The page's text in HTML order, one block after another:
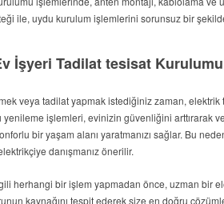
ile, uydu kurulum işlemlerini sorunsuz bir
İşyeri Tadilat tesisat Kurulumu
veya tadilat yapmak istediğiniz zaman, elektrik
yenileme işlemleri, evinizin güvenliğini arttırarak
bir yaşam alanı yaratmanızı sağlar. Bu
danışmanız önerilir.
herhangi bir işlem yapmadan önce, uzman bir
kaynağını tespit ederek size en doğru